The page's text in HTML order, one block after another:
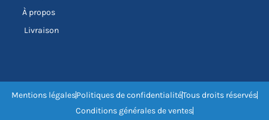
À propos
Livraison
Mentions légalesPolitiques de confidentialitéTous droits réservés
Conditions générales de ventes